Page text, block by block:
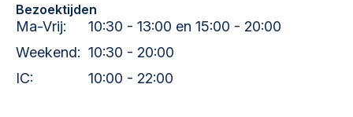
Bezoektijden
Ma-Vrij:
10:30 - 13:00 en 15:00 - 20:00
Weekend: 10:30 - 20:00
IC:
10:00 - 22:00